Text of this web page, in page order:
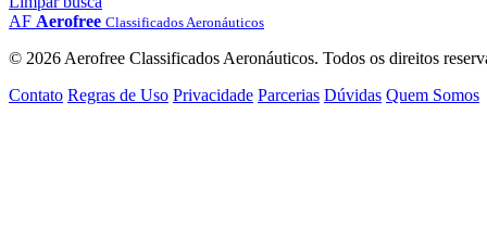
AF Aerofree Classificados Aeronáuticos
© 2026 Aerofree Classificados Aeronáuticos. Todos os direitos
Contato Regras de Uso Privacidade Parcerias Dúvidas Quem Somos